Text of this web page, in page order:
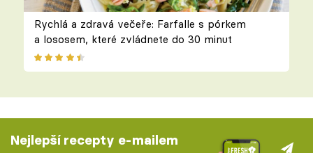
Rychlá a zdravá večeře: Farfalle s pórkem
a lososem, které zvládnete do 30 minut
Nejlepší recepty e-mailem